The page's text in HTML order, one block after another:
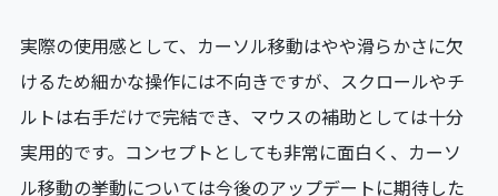
実際の使用感として、カーソル移動はやや滑らかさに欠
けるため細かな操作には不向きですが、スクロールやチ
ルトは右手だけで完結でき、マウスの補助としては十分
実用的です。コンセプトとしても非常に面白く、カーソ
ル移動の挙動については今後のアップデートに期待した